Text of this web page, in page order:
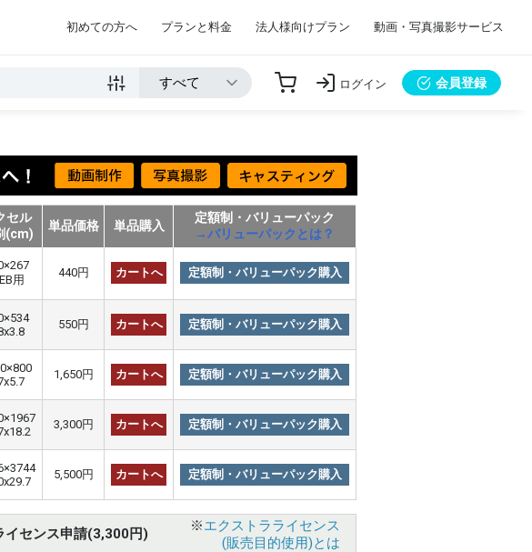
初めての方へ プランと料金 法人様向けプラン 動画・写真撮影サービス
ログイン 会員登録
セル
(cm)
単品価格 単品購入
定額制・バリューパック
→バリューパックとは？
用
440円 カートへ 定額制・バリューパック購入
550円 カートへ 定額制・バリューパック購入
1,650円 カートへ 定額制・バリューパック購入
3,300円 カートへ 定額制・バリューパック購入
5,500円 カートへ 定額制・バリューパック購入
イセンス申請(3,300円) ※エクストラライセンス
(販売目的使用)とは